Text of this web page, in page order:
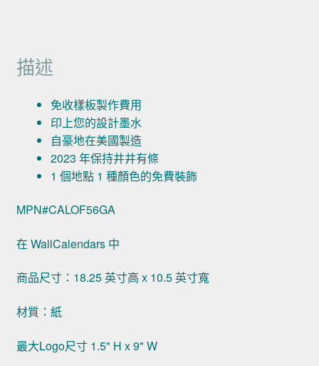
描述
免收樣板製作費用
印上您的設計墨水
自豪地在美國製造
2023 年保持井井有條
1 個地點 1 種顏色的免費裝飾
MPN#CALOF56GA
在 WallCalendars 中
商品尺寸：18.25 英寸高 x 10.5 英寸寬
材質：紙
最大Logo尺寸 1.5" H x 9" W